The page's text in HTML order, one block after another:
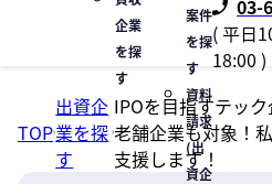
企業
を探
す
案件
を探
す
資料
請求
(出
資企
03-
( 平日
18:00 )
TOP
出資企
業を探
す
IPOを目指すテッ
老舗企業も対象！
支援します！